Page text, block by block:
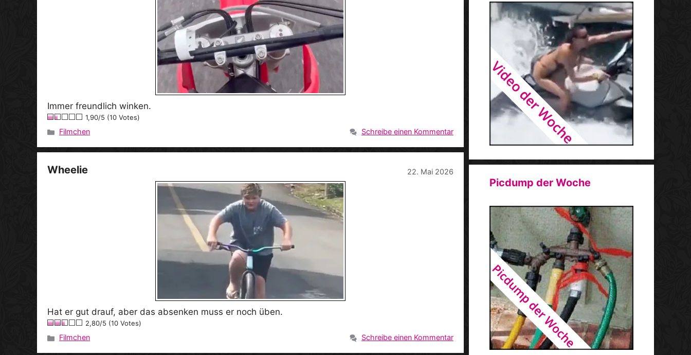
Immer freundlich winken.
1,90/5 (10 Votes)
Kategorien
Filmchen Schreibe einen Kommentar
Wheelie 22. Mai 2026
Hat er gut drauf, aber das absenken muss er noch üben.
2,80/5 (10 Votes)
Kategorien
Filmchen Schreibe einen Kommentar
Picdump der Woche